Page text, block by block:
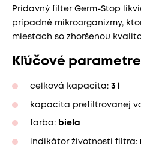
Prídavný filter Germ-Stop
prípadné mikroorganizmy,
miestach so zhoršenou
Kľúčové parametre
celková kapacita: 3 l
kapacita prefiltrovanej
farba: biela
indikátor životnosti filtra: